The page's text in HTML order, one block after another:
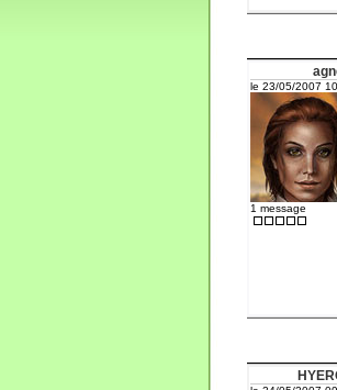
le 23/05/2007
1 message